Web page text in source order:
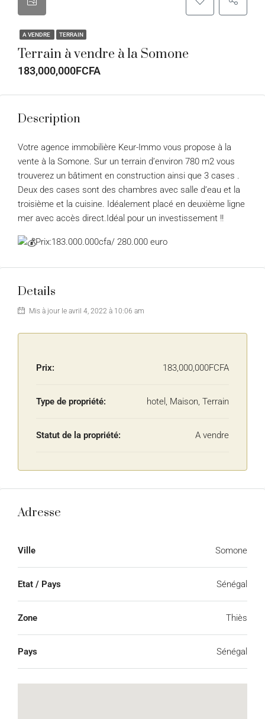
A VENDRE TERRAIN
Terrain à vendre à la Somone
183,000,000FCFA
Description
Votre agence immobilière Keur-Immo vous propose à la
vente à la Somone. Sur un terrain d’environ 780 m2 vous
trouverez un bâtiment en construction ainsi que 3 cases .
Deux des cases sont des chambres avec salle d’eau et la
troisième et la cuisine. Idéalement placé en deuxième ligne
mer avec accès direct.Idéal pour un investissement !!
Prix:183.000.000cfa/ 280.000 euro
Details
Mis à jour le avril 4, 2022 à 10:06 am
Prix: 183,000,000FCFA
Type de propriété: hotel, Maison, Terrain
Statut de la propriété: A vendre
Adresse
Ville Somone
Etat / Pays Sénégal
Zone Thiès
Pays Sénégal